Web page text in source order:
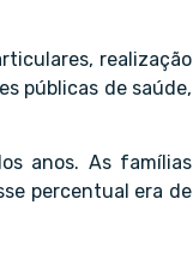
realização
públicas de saúde,
anos. As famílias
percentual era de